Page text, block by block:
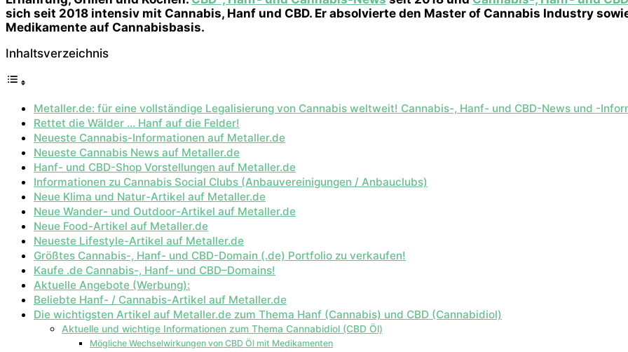
sich seit 2018 intensiv mit Cannabis, Hanf und CBD. Er absolvierte den Master of Cannabis Industry
Medikamente auf Cannabisbasis.
Inhaltsverzeichnis
Metaller.de: für eine vollständige Legalisierung von Cannabis weltweit! Cannabis-, Hanf- und CBD-News und -
Rettet die Wälder … Hanf auf die Felder!
Neueste Cannabis-Informationen auf Metaller.de
Neueste Cannabis News auf Metaller.de
Hanf- und CBD-Shop Vorstellungen auf Metaller.de
Informationen zu Cannabis Social Clubs (Anbauvereinigungen / Anbauclubs)
Neue Klima und Natur-Artikel auf Metaller.de
Neue Wander- und Outdoor-Artikel auf Metaller.de
Neue Food-Artikel auf Metaller.de
Neueste Lifestyle-Artikel auf Metaller.de
Größtes Cannabis-, Hanf- und CBD-Domain (.de) Portfolio zu verkaufen!
Kaufe .de Cannabis-, Hanf- und CBD–Domains!
Aktuelle Angebote (Werbung):
Beliebte Hanf- / Cannabis-Artikel auf Metaller.de
Die wichtigsten Artikel auf Metaller.de zum Thema Hanf (Cannabis) und CBD (Cannabidiol)
Aktuelle und wichtige Informationen zum Thema Cannabidiol (CBD Öl)
Mögliche Wechselwirkungen von CBD Öl mit Medikamenten